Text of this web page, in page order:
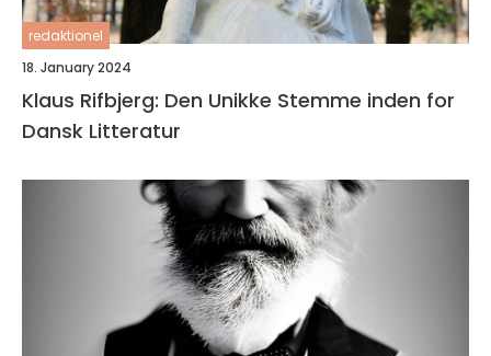
redaktionel
18. January 2024
Klaus Rifbjerg: Den Unikke Stemme inden for
Dansk Litteratur